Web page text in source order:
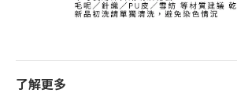
了解更多